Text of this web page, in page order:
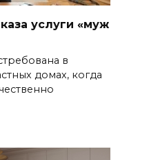
услуги «муж
в
домах, когда